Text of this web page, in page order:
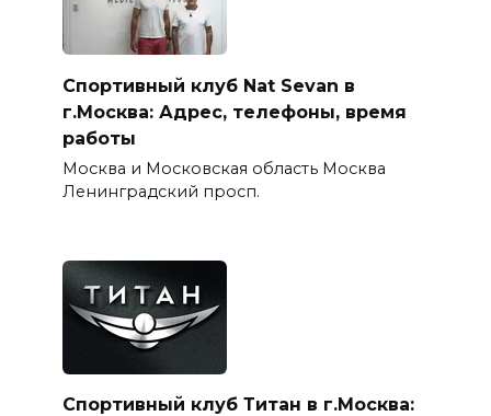
Спортивный клуб Nat Sevan в
г.Москва: Адрес, телефоны, время
работы
Москва и Московская область Москва
Ленинградский просп.
Спортивный клуб Титан в г.Москва: